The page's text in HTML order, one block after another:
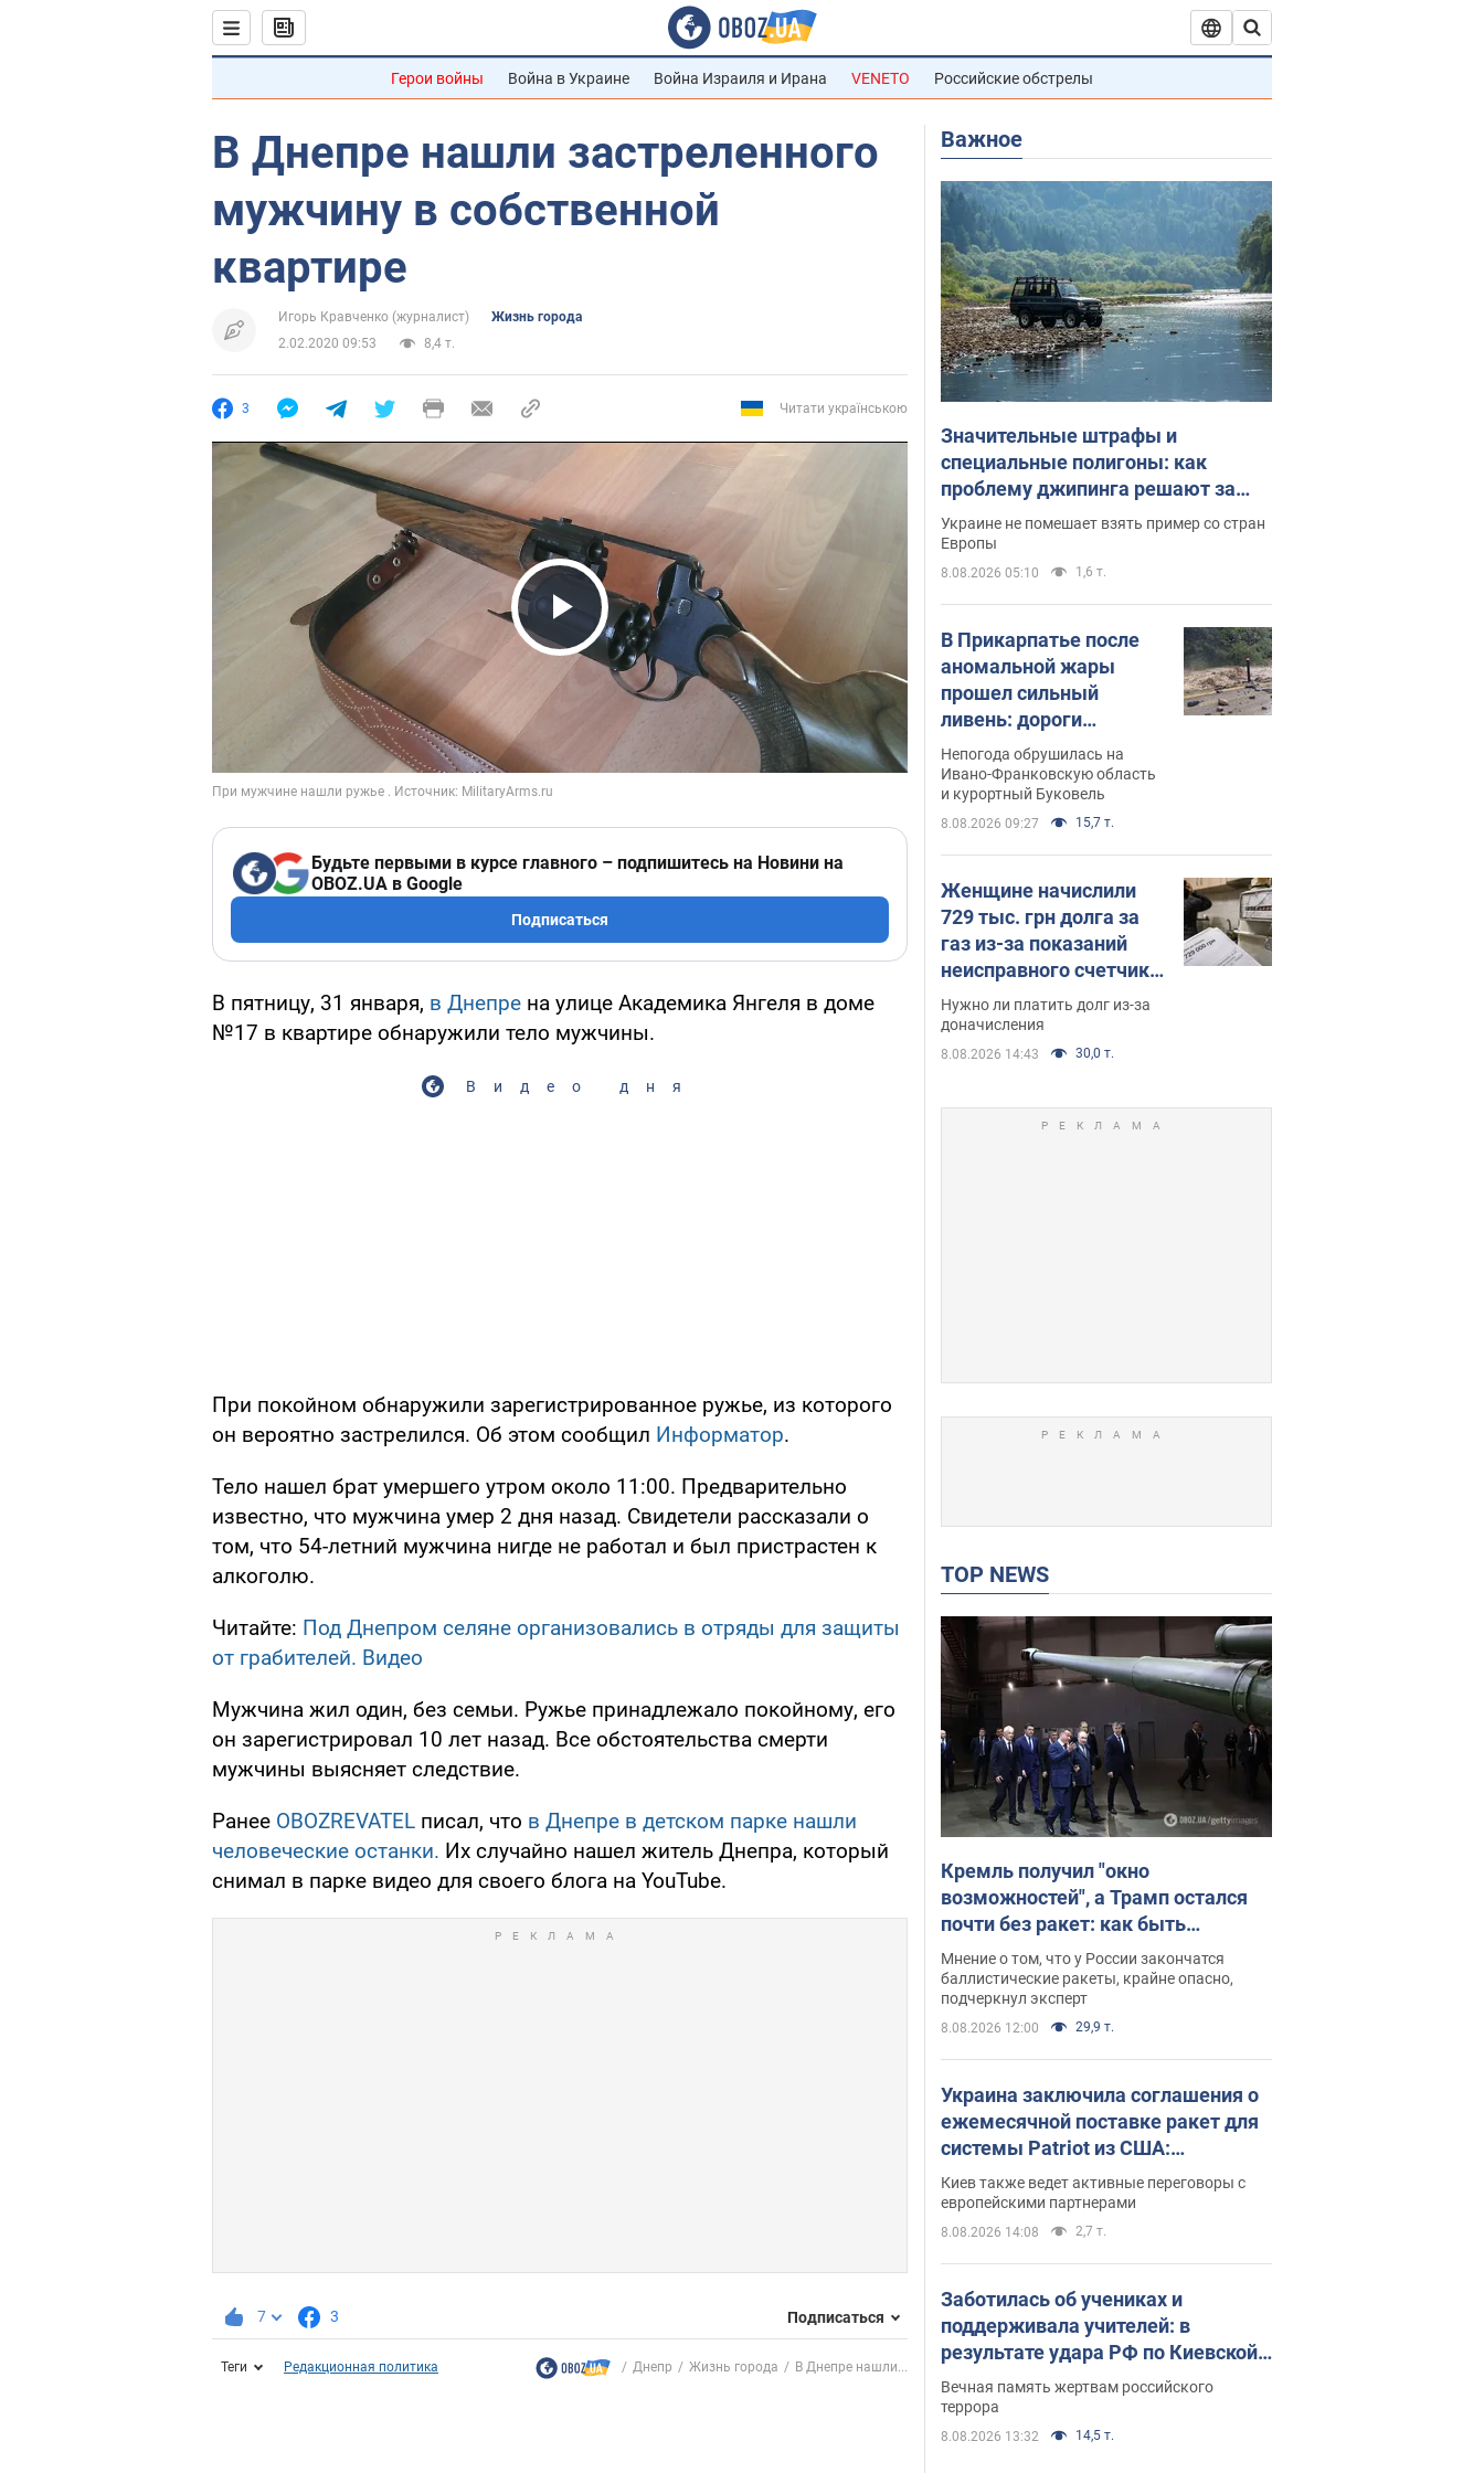
Герои войны Война в Украине Война Израиля и Ирана VENETO Российские обстрелы
В Днепре нашли застреленного
мужчину в собственной
квартире
Игорь Кравченко (журналист)
Жизнь города
2.02.2020 09:53
8,4 т.
3 Читати українською
Play Video
Будьте первыми в курсе главного – подпишитесь на Новини на
OBOZ.UA в Google
Подписаться
В пятницу, 31 января, в Днепре на улице Академика Янгеля в доме
№17 в квартире обнаружили тело мужчины.
Видео дня
При покойном обнаружили зарегистрированное ружье, из которого
он вероятно застрелился. Об этом сообщил Информатор.
Тело нашел брат умершего утром около 11:00. Предварительно
известно, что мужчина умер 2 дня назад. Свидетели рассказали о
том, что 54-летний мужчина нигде не работал и был пристрастен к
алкоголю.
Читайте: Под Днепром селяне организовались в отряды для защиты
от грабителей. Видео
Мужчина жил один, без семьи. Ружье принадлежало покойному, его
он зарегистрировал 10 лет назад. Все обстоятельства смерти
мужчины выясняет следствие.
Ранее OBOZREVATEL писал, что в Днепре в детском парке нашли
человеческие останки. Их случайно нашел житель Днепра, который
снимал в парке видео для своего блога на YouTube.
7 3 Подписаться
Теги Редакционная политика Днепр Жизнь города В Днепре нашли...
Важное
Значительные штрафы и
специальные полигоны: как
проблему джипинга решают за
границей
Украине не помешает взять пример со стран
Европы
8.08.2026 05:10 1,6 т.
В Прикарпатье после
аномальной жары
прошел сильный
ливень: дороги
превратились в реки.
Видео
Непогода обрушилась на
Ивано-Франковскую область
и курортный Буковель
8.08.2026 09:27 15,7 т.
Женщине начислили
729 тыс. грн долга за
газ из-за показаний
неисправного счетчика:
судья вынес
неожиданное решение
Нужно ли платить долг из-за
доначисления
8.08.2026 14:43 30,0 т.
TOP NEWS
Кремль получил "окно
возможностей", а Трамп остался
почти без ракет: как быть
Украине? Интервью с Мельником
Мнение о том, что у России закончатся
баллистические ракеты, крайне опасно,
подчеркнул эксперт
8.08.2026 12:00 29,9 т.
Украина заключила соглашения о
ежемесячной поставке ракет для
системы Patriot из США:
Зеленский раскрыл подробности
Киев также ведет активные переговоры с
европейскими партнерами
8.08.2026 14:08 2,7 т.
Заботилась об учениках и
поддерживала учителей: в
результате удара РФ по Киевской
области погибли директор
киевского лицея, её муж и внук
Вечная память жертвам российского
террора
8.08.2026 13:32 14,5 т.